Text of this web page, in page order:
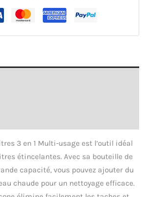
3 en 1 Multi-usage est l’outil idéal
étincelantes. Avec sa bouteille de
capacité, vous pouvez ajouter du
chaude pour un nettoyage efficace.